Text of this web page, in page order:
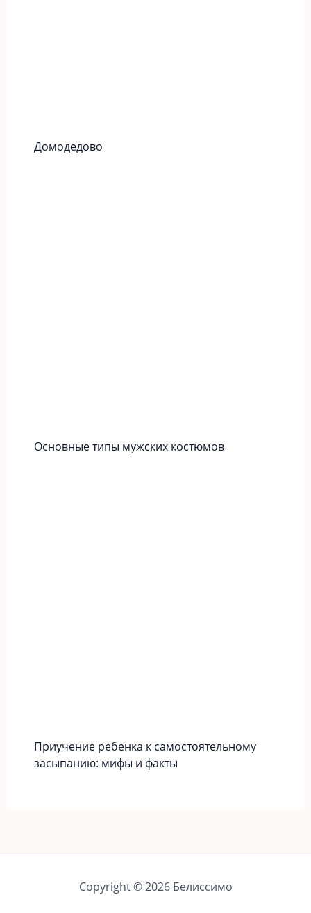
Домодедово
Основные типы мужских костюмов
Приучение ребенка к самостоятельному
засыпанию: мифы и факты
Copyright © 2026 Белиссимо